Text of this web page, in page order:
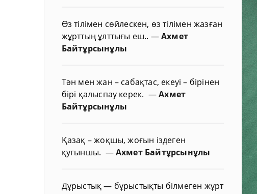
Өз тілімен сөйлескен, өз тілімен жазған
жұрттың ұлттығы еш.. —Ахмет
Байтұрсынұлы
Тән мен жан – сабақтас, екеуі – бірінен
бірі қалыспау керек. —Ахмет
Байтұрсынұлы
Қазақ – жоқшы, жоғын іздеген
қуғыншы. —Ахмет Байтұрсынұлы
Дұрыстық — бұрыстықты білмеген жұрт